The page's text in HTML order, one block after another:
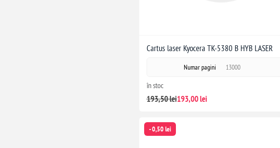
Cartus laser Kyocera TK-5380 B HYB LASER
Numar pagini 13000
în stoc
193,50 lei193,00 lei
- 0,50 lei